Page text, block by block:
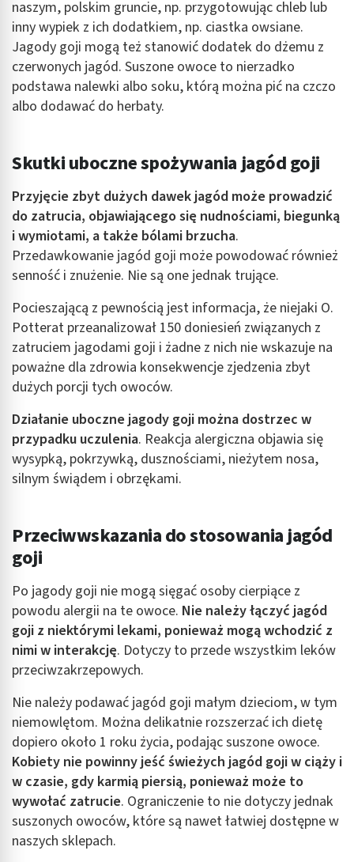
naszym, polskim gruncie, np. przygotowując chleb lub
inny wypiek z ich dodatkiem, np. ciastka owsiane.
Jagody goji mogą też stanowić dodatek do dżemu z
czerwonych jagód. Suszone owoce to nierzadko
podstawa nalewki albo soku, którą można pić na czczo
albo dodawać do herbaty.
Skutki uboczne spożywania jagód goji
Przyjęcie zbyt dużych dawek jagód może prowadzić
do zatrucia, objawiającego się nudnościami, biegunką
i wymiotami, a także bólami brzucha.
Przedawkowanie jagód goji może powodować również
senność i znużenie. Nie są one jednak trujące.
Pocieszającą z pewnością jest informacja, że niejaki O.
Potterat przeanalizował 150 doniesień związanych z
zatruciem jagodami goji i żadne z nich nie wskazuje na
poważne dla zdrowia konsekwencje zjedzenia zbyt
dużych porcji tych owoców.
Działanie uboczne jagody goji można dostrzec w
przypadku uczulenia. Reakcja alergiczna objawia się
wysypką, pokrzywką, dusznościami, nieżytem nosa,
silnym świądem i obrzękami.
Przeciwwskazania do stosowania jagód
goji
Po jagody goji nie mogą sięgać osoby cierpiące z
powodu alergii na te owoce. Nie należy łączyć jagód
goji z niektórymi lekami, ponieważ mogą wchodzić z
nimi w interakcję. Dotyczy to przede wszystkim leków
przeciwzakrzepowych.
Nie należy podawać jagód goji małym dzieciom, w tym
niemowlętom. Można delikatnie rozszerzać ich dietę
dopiero około 1 roku życia, podając suszone owoce.
Kobiety nie powinny jeść świeżych jagód goji w ciąży i
w czasie, gdy karmią piersią, ponieważ może to
wywołać zatrucie. Ograniczenie to nie dotyczy jednak
suszonych owoców, które są nawet łatwiej dostępne w
naszych sklepach.